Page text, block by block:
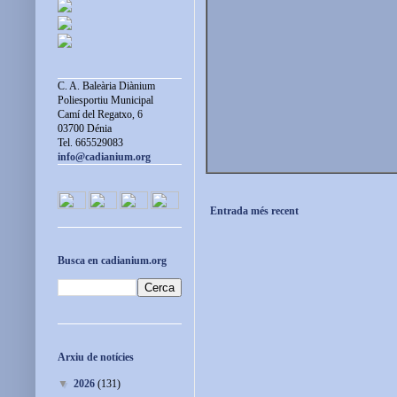
Entrada més recent
C. A. Baleària Diànium
Poliesportiu Municipal
Camí del Regatxo, 6
03700 Dénia
Tel. 665529083
info@cadianium.org
Busca en cadianium.org
Arxiu de notícies
▼ 2026 (131)